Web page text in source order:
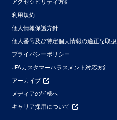
利用規約
個人情報保護方針
個人番号及び特定個人情報の適正な取
プライバシーポリシー
JFAカスタマーハラスメント対応方針
アーカイブ
メディアの皆様へ
キャリア採用について